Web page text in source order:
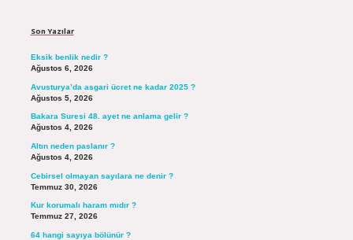
Son Yazılar
Eksik benlik nedir ?
Ağustos 6, 2026
Avusturya’da asgari ücret ne kadar 2025 ?
Ağustos 5, 2026
Bakara Suresi 48. ayet ne anlama gelir ?
Ağustos 4, 2026
Altın neden paslanır ?
Ağustos 4, 2026
Cebirsel olmayan sayılara ne denir ?
Temmuz 30, 2026
Kur korumalı haram mıdır ?
Temmuz 27, 2026
64 hangi sayıya bölünür ?